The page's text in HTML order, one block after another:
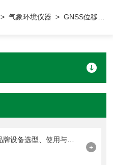
>气象环境仪器 > GNSS位移监测站
全自动洗瓶机常见问题解答：品牌设备选型、使用与维护指南
+